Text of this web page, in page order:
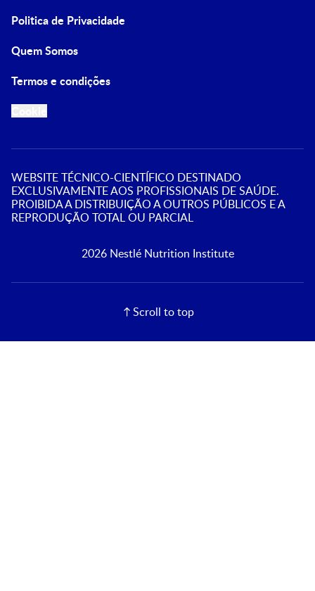
Politica de Privacidade
Quem Somos
Termos e condições
WEBSITE TÉCNICO-CIENTÍFICO DESTINADO
EXCLUSIVAMENTE AOS PROFISSIONAIS DE SAÚDE.
PROIBIDA A DISTRIBUIÇÃO A OUTROS PÚBLICOS E A
REPRODUÇÃO TOTAL OU PARCIAL
2026 Nestlé Nutrition Institute
Scroll to top